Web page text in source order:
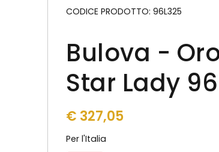
CODICE PRODOTTO: 96L325
Bulova -
Star Lady
€ 327,05
Per l'Italia